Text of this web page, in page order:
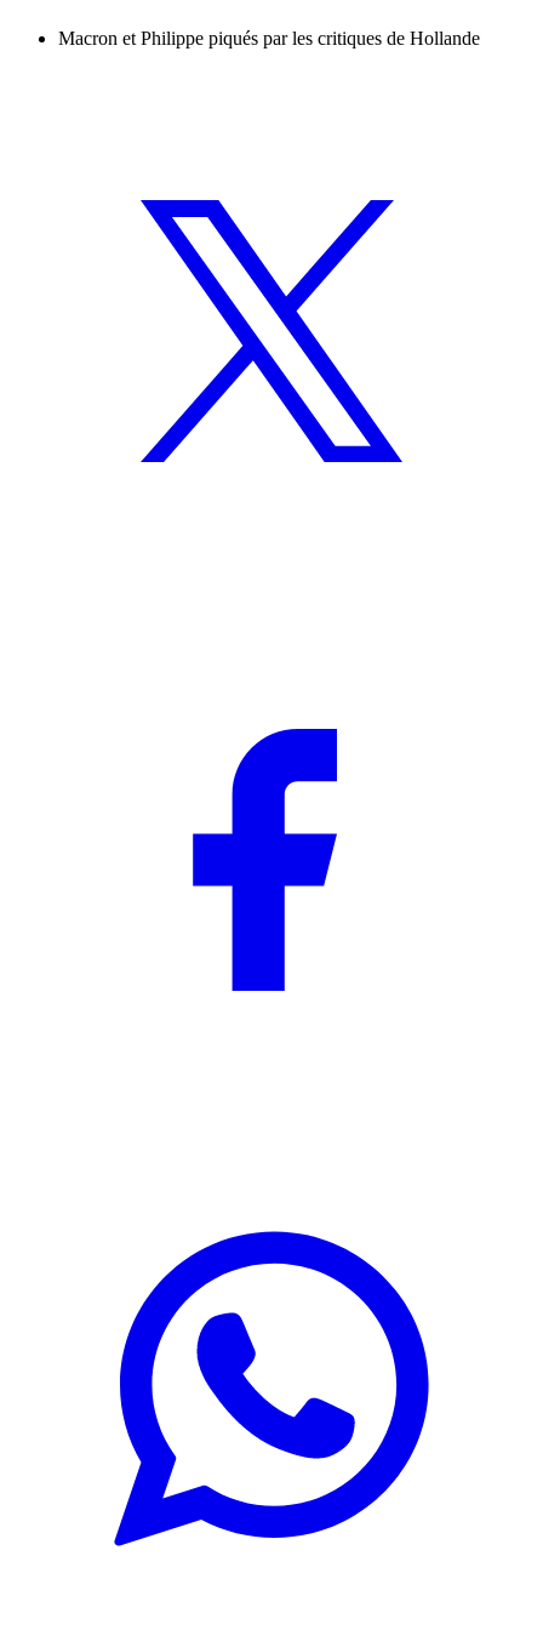
Macron et Philippe piqués par les critiques de Hollande